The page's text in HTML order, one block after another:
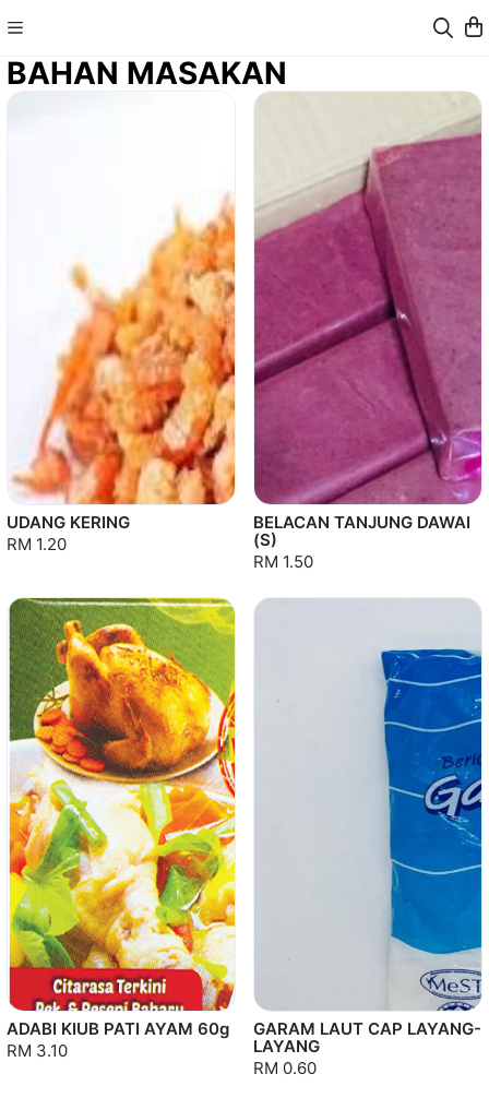
BAHAN MASAKAN
UDANG KERING
RM 1.20
BELACAN TANJUNG DAWAI
(S)
RM 1.50
ADABI KIUB PATI AYAM 60g
RM 3.10
GARAM LAUT CAP LAYANG-
LAYANG
RM 0.60